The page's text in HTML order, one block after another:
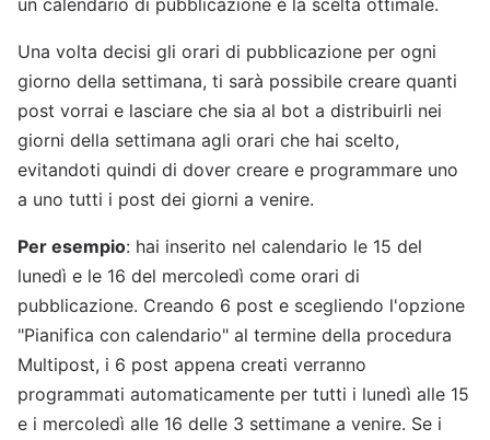
un calendario di pubblicazione è la scelta ottimale.
Una volta decisi gli orari di pubblicazione per ogni
giorno della settimana, ti sarà possibile creare quanti
post vorrai e lasciare che sia al bot a distribuirli nei
giorni della settimana agli orari che hai scelto,
evitandoti quindi di dover creare e programmare uno
a uno tutti i post dei giorni a venire.
Per esempio: hai inserito nel calendario le 15 del
lunedì e le 16 del mercoledì come orari di
pubblicazione. Creando 6 post e scegliendo l'opzione
"Pianifica con calendario" al termine della procedura
Multipost, i 6 post appena creati verranno
programmati automaticamente per tutti i lunedì alle 15
e i mercoledì alle 16 delle 3 settimane a venire. Se i